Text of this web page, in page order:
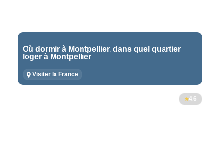
Où dormir à Montpellier, dans quel quartier
loger à Montpellier
Visiter la France
4.6